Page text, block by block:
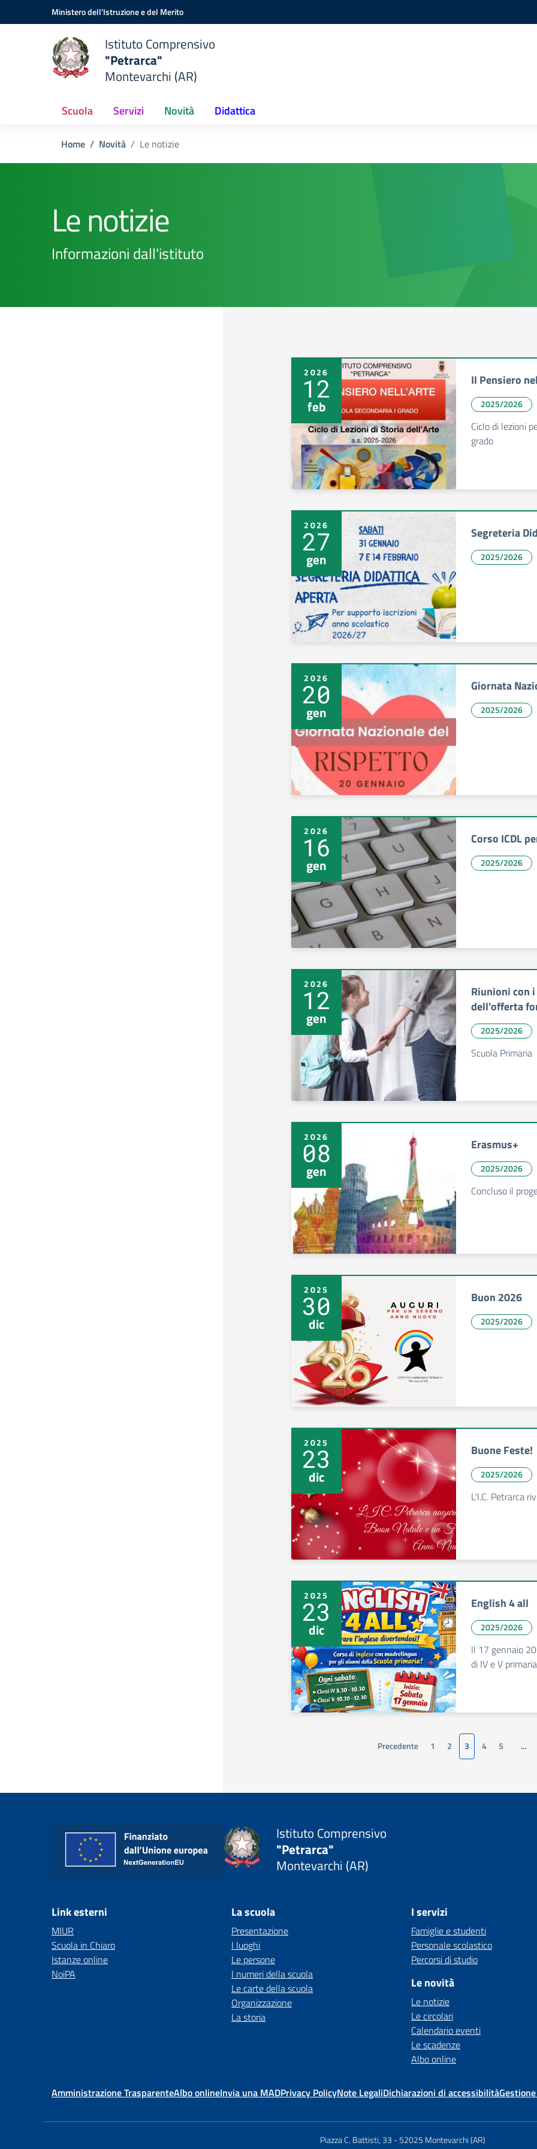
Vai ai contenuti
Vai al menu di navigazioneMinistero dell'Istruzione e del Merito
Istituto Comprensivo
"Petrarca"
Montevarchi (AR)
Scuola Servizi Novità Didattica
Home Novità Le notizie
Le notizie
Informazioni dall'istituto
2026
12
feb
Il Pensiero
2025/2026
Ciclo di lezioni
grado
2026
27
gen
Segreteria
2025/2026
2026
20
gen
Giornata
2025/2026
2026
16
gen
Corso ICDL
2025/2026
2026
12
gen
Riunioni con
dell'offerta
2025/2026
Scuola Primaria
2026
08
gen
Erasmus+
2025/2026
Concluso il
2025
30
dic
Buon 2026
2025/2026
2025
23
dic
Buone Feste!
2025/2026
L'I.C. Petrarca
2025
23
dic
English 4 all
2025/2026
Il 17 gennaio
di IV e V
Precedente 1 2 3 4 5 ...
Istituto Comprensivo
"Petrarca"
Montevarchi (AR)
Link esterni
MIUR
Scuola in Chiaro
Istanze online
NoiPA
La scuola
Presentazione
I luoghi
Le persone
I numeri della scuola
Le carte della scuola
Organizzazione
La storia
I servizi
Famiglie e studenti
Personale scolastico
Percorsi di studio
Le novità
Le notizie
Le circolari
Calendario eventi
Le scadenze
Albo online
Amministrazione TrasparenteAlbo onlineInvia una MADPrivacy PolicyNote LegaliDichiarazioni di accessibilità
Piazza C. Battisti, 33 -52025 Montevarchi (AR)